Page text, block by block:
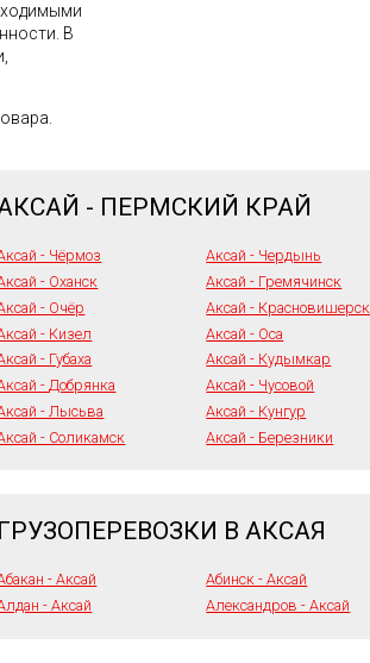
В
- ПЕРМСКИЙ КРАЙ
- Чёрмоз Аксай - Чердынь
- Оханск
Аксай - Гремячинск
- Очёр
Аксай - Красновишерск
- Кизел
Аксай - Оса
- Губаха
Аксай - Кудымкар
- Добрянка
Аксай - Чусовой
- Лысьва
Аксай - Кунгур
- Соликамск
Аксай - Березники
ГРУЗОПЕРЕВОЗКИ В АКСАЯ
- Аксай Абинск - Аксай
- Аксай
Александров - Аксай